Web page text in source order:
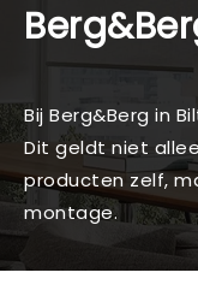
Bij Berg&Berg in
Dit geldt niet
producten zelf,
montage.